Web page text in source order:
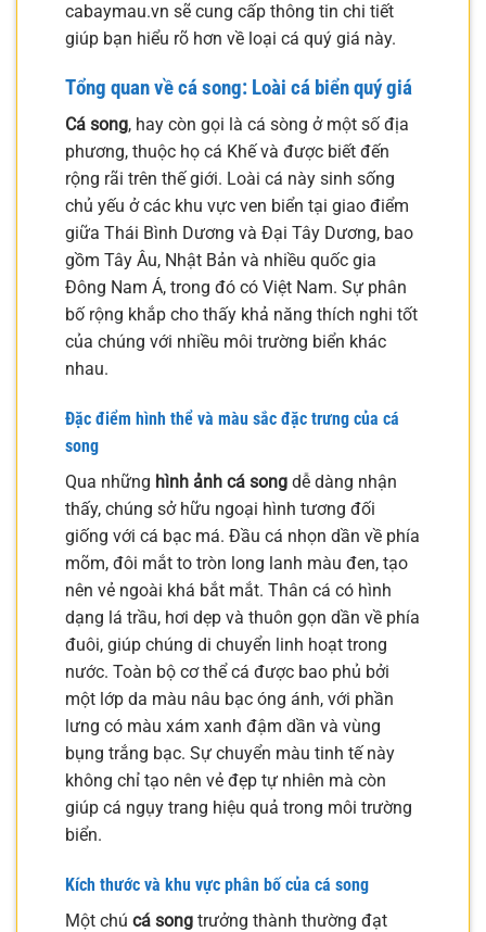
cabaymau.vn sẽ cung cấp thông tin chi tiết
giúp bạn hiểu rõ hơn về loại cá quý giá này.
Tổng quan về cá song: Loài cá biển quý giá
Cá song, hay còn gọi là cá sòng ở một số địa
phương, thuộc họ cá Khế và được biết đến
rộng rãi trên thế giới. Loài cá này sinh sống
chủ yếu ở các khu vực ven biển tại giao điểm
giữa Thái Bình Dương và Đại Tây Dương, bao
gồm Tây Âu, Nhật Bản và nhiều quốc gia
Đông Nam Á, trong đó có Việt Nam. Sự phân
bố rộng khắp cho thấy khả năng thích nghi tốt
của chúng với nhiều môi trường biển khác
nhau.
Đặc điểm hình thể và màu sắc đặc trưng của cá
song
Qua những hình ảnh cá song dễ dàng nhận
thấy, chúng sở hữu ngoại hình tương đối
giống với cá bạc má. Đầu cá nhọn dần về phía
mõm, đôi mắt to tròn long lanh màu đen, tạo
nên vẻ ngoài khá bắt mắt. Thân cá có hình
dạng lá trầu, hơi dẹp và thuôn gọn dần về phía
đuôi, giúp chúng di chuyển linh hoạt trong
nước. Toàn bộ cơ thể cá được bao phủ bởi
một lớp da màu nâu bạc óng ánh, với phần
lưng có màu xám xanh đậm dần và vùng
bụng trắng bạc. Sự chuyển màu tinh tế này
không chỉ tạo nên vẻ đẹp tự nhiên mà còn
giúp cá ngụy trang hiệu quả trong môi trường
biển.
Kích thước và khu vực phân bố của cá song
Một chú cá song trưởng thành thường đạt